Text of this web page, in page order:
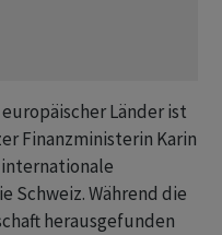
Länder ist
Finanzministerin Karin
Schweiz. Während die
herausgefunden